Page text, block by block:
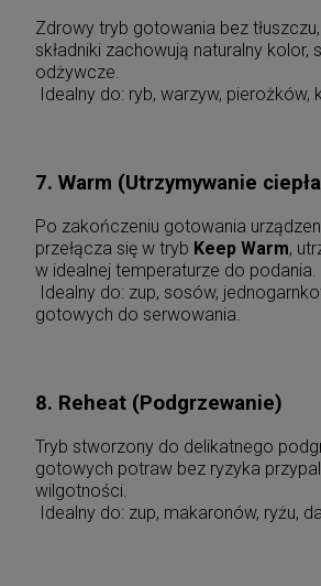
Zdrowy tryb gotowania bez
składniki zachowują naturalny kolor,
odżywcze.
Idealny do: ryb, warzyw, pierożków,
7. Warm (Utrzymywanie
Po zakończeniu gotowania
przełącza się w tryb Keep Warm,
w idealnej temperaturze do podania.
Idealny do: zup, sosów,
gotowych do serwowania.
8. Reheat (Podgrzewanie)
Tryb stworzony do delikatnego
gotowych potraw bez ryzyka
wilgotności.
Idealny do: zup, makaronów, ryżu,